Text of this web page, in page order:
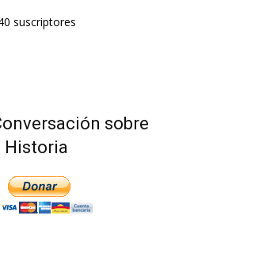
suscriptores
sobre
Historia